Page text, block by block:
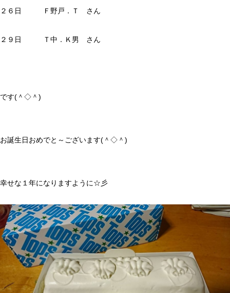
２６日 Ｆ野戸．Ｔ さん
２９日 Ｔ中．Ｋ男 さん
です(＾◇＾)
お誕生日おめでと～ございます(＾◇＾)
幸せな１年になりますように☆彡